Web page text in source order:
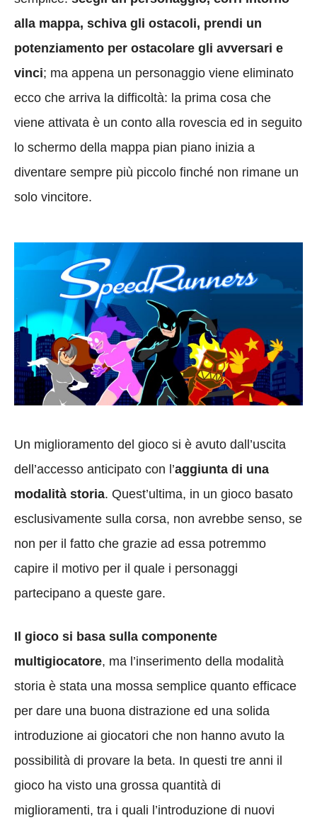
alla mappa, schiva gli ostacoli, prendi un
potenziamento per ostacolare gli avversari e
vinci; ma appena un personaggio viene eliminato
ecco che arriva la difficoltà: la prima cosa che
viene attivata è un conto alla rovescia ed in seguito
lo schermo della mappa pian piano inizia a
diventare sempre più piccolo finché non rimane un
solo vincitore.
Un miglioramento del gioco si è avuto dall’uscita
dell’accesso anticipato con l’aggiunta di una
modalità storia. Quest’ultima, in un gioco basato
esclusivamente sulla corsa, non avrebbe senso, se
non per il fatto che grazie ad essa potremmo
capire il motivo per il quale i personaggi
partecipano a queste gare.
Il gioco si basa sulla componente
multigiocatore, ma l’inserimento della modalità
storia è stata una mossa semplice quanto efficace
per dare una buona distrazione ed una solida
introduzione ai giocatori che non hanno avuto la
possibilità di provare la beta. In questi tre anni il
gioco ha visto una grossa quantità di
miglioramenti, tra i quali l’introduzione di nuovi